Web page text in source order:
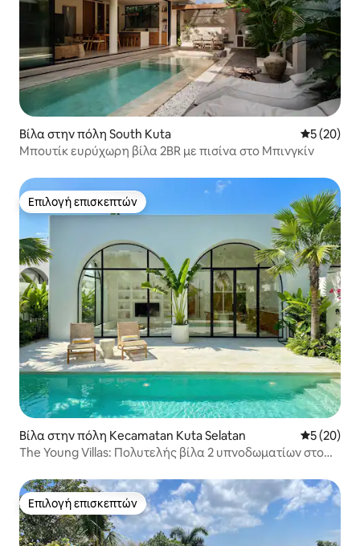
Βίλα στην πόλη South Kuta Μέση
5 (20)
Μπουτίκ ευρύχωρη βίλα 2BR με πισίνα στο Μπινγκίν
Επιλογή επισκεπτών
Επιλογή επισκεπτών
Βίλα στην πόλη Kecamatan Kuta Selatan Μέση
5 (20)
The Young Villas: Πολυτελής βίλα 2 υπνοδωματίων στο
Επιλογή επισκεπτών
Επιλογή επισκεπτών